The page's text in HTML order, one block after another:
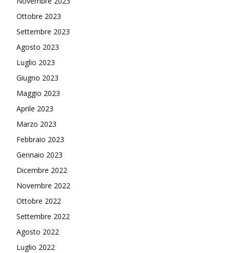
Ottobre 2023
Settembre 2023
Agosto 2023
Luglio 2023
Giugno 2023
Maggio 2023
Aprile 2023
Marzo 2023
Febbraio 2023
Gennaio 2023
Dicembre 2022
Novembre 2022
Ottobre 2022
Settembre 2022
Agosto 2022
Luglio 2022